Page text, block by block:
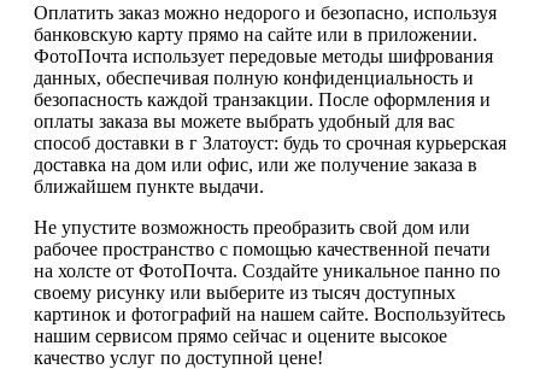
Оплатить заказ можно недорого и безопасно, используя
банковскую карту прямо на сайте или в приложении.
ФотоПочта использует передовые методы шифрования
данных, обеспечивая полную конфиденциальность и
безопасность каждой транзакции. После оформления и
оплаты заказа вы можете выбрать удобный для вас
способ доставки в г Златоуст: будь то срочная курьерская
доставка на дом или офис, или же получение заказа в
ближайшем пункте выдачи.
Не упустите возможность преобразить свой дом или
рабочее пространство с помощью качественной печати
на холсте от ФотоПочта. Создайте уникальное панно по
своему рисунку или выберите из тысяч доступных
картинок и фотографий на нашем сайте. Воспользуйтесь
нашим сервисом прямо сейчас и оцените высокое
качество услуг по доступной цене!